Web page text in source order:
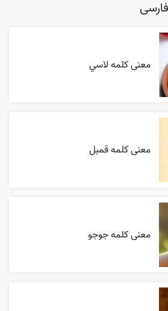
معنی کلمه لاسي
معنی کلمه قمبل
معنی کلمه جوجو